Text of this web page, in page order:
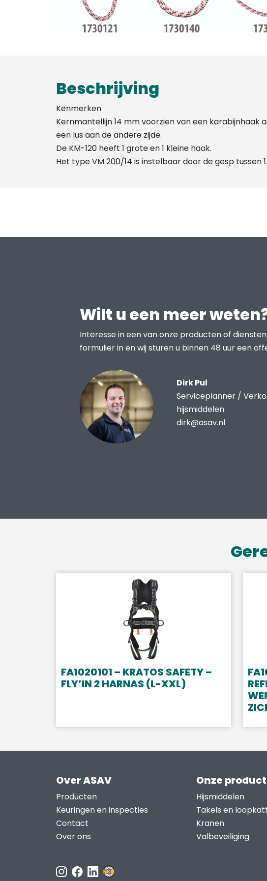
Beschrijving
Kenmerken
Kernmantellijn 14 mm voorzien van een karabijnhaak
een lus aan de andere zijde.
De KM-120 heeft 1 grote en 1 kleine haak.
Het type VM 200/14 is instelbaar door de gesp tussen
Wilt u een meer
Interesse in een van onze producten of
formulier in en wij sturen u binnen 48 uur een
Dirk Pul
Serviceplanner /
hijsmiddelen
dirk@asav.nl
FA1020101 – KRATOS SAFETY –
FLY’IN 2 HARNAS (L-XXL)
Over ASAV
Producten
Keuringen en inspecties
Contact
Over ons
Onze
Hijsmiddelen
Takels en
Kranen
Valbeveiliging